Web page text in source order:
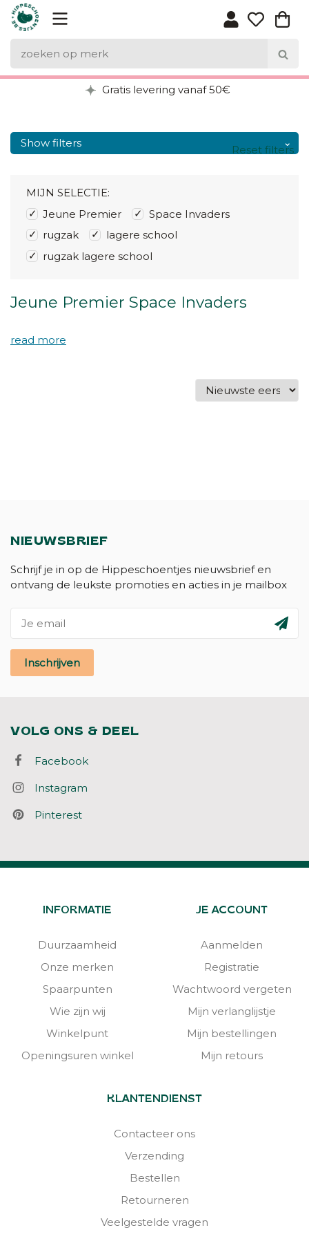
Gratis levering vanaf 50€
Show filters
Jeune Premier Space Invaders
MIJN SELECTIE:
Jeune Premier
Space Invaders
rugzak
lagere school
rugzak lagere school
Reset filters
NIEUWSBRIEF
Schrijf je in op de Hippeschoentjes nieuwsbrief en
ontvang de leukste promoties en acties in je mailbox
Inschrijven
VOLG ONS & DEEL
Facebook
Instagram
Pinterest
INFORMATIE
Duurzaamheid
Onze merken
Spaarpunten
Wie zijn wij
Winkelpunt
Openingsuren winkel
JE ACCOUNT
Aanmelden
Registratie
Wachtwoord vergeten
Mijn verlanglijstje
Mijn bestellingen
Mijn retours
KLANTENDIENST
Contacteer ons
Verzending
Bestellen
Retourneren
Veelgestelde vragen